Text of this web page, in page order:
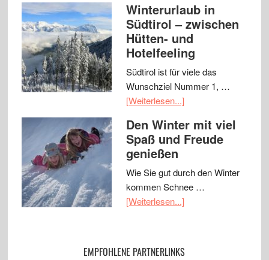
Winterurlaub in
Südtirol – zwischen
Hütten- und
Hotelfeeling
Südtirol ist für viele das
Wunschziel Nummer 1, …
[Weiterlesen...]
Den Winter mit viel
Spaß und Freude
genießen
Wie Sie gut durch den Winter
kommen Schnee …
[Weiterlesen...]
EMPFOHLENE PARTNERLINKS